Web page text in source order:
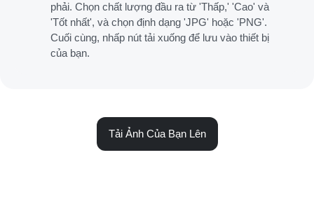
phải. Chọn chất lượng đầu ra từ 'Thấp,' 'Cao' và
'Tốt nhất', và chọn định dạng 'JPG' hoặc 'PNG'.
Cuối cùng, nhấp nút tải xuống để lưu vào thiết bị
của bạn.
Tải Ảnh Của Bạn Lên